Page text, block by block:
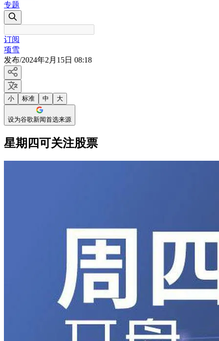
专题
订阅
项雪
发布/2024年2月15日 08:18
小 标准 中 大
设为谷歌新闻首选来源
星期四可关注股票